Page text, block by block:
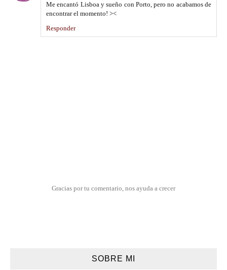
Me encantó Lisboa y sueño con Porto, pero no acabamos de
encontrar el momento! ><
Responder
Gracias por tu comentario, nos ayuda a crecer
SOBRE MI